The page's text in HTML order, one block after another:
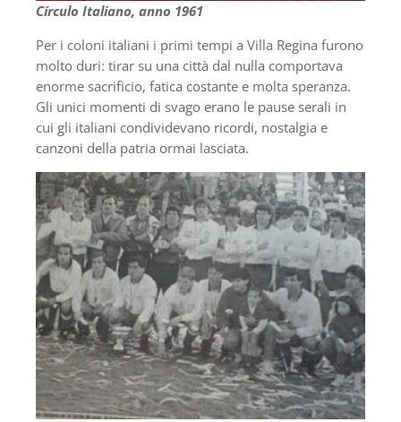
Círculo Italiano, anno 1961
Per i coloni italiani i primi tempi a Villa Regina furono
molto duri: tirar su una città dal nulla comportava
enorme sacrificio, fatica costante e molta speranza.
Gli unici momenti di svago erano le pause serali in
cui gli italiani condividevano ricordi, nostalgia e
canzoni della patria ormai lasciata.